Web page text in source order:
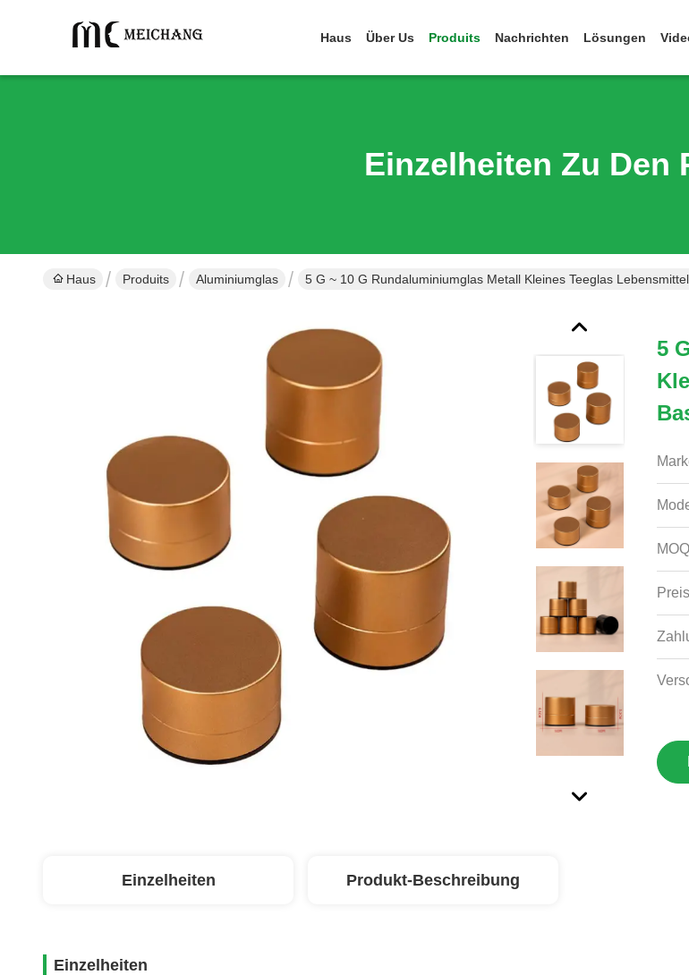
Haus Über Us Produits Nachrichten Lösungen
Einzelheiten Zu Den
Haus Produits Aluminiumglas 5 G ~ 10 G Rundaluminiumglas Metall Kleines Teeglas
5
Einzelheiten Produkt-Beschreibung
Einzelheiten